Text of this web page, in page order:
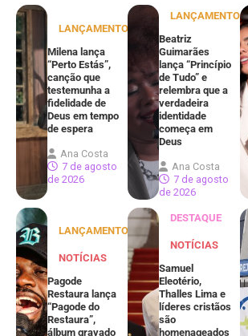
LANÇAMENTOS
Milena lança
“Perto Estás”,
canção que
testemunha a
fidelidade de
Deus em tempo
de espera
Ana Costa
7 de agosto
de 2026
LANÇAMENTOS
Beatriz
Guimarães
lança “Princípio
de Tudo” e
relembra que a
verdadeira
identidade
começa em
Deus
Ana Costa
7 de agosto
de 2026
LANÇAMENTOS
NOTÍCIAS
Pagode
Restaura lança
“Pagode do
Restaura”,
álbum gravado
DESTAQUE
NOTÍCIAS
Samuel
Eleotério,
Thalles Lima e
líderes cristãos
são
homenageados